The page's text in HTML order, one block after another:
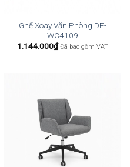
Ghế Xoay Văn Phòng DF-
WC4109
1.144.000₫ Đã bao gồm VAT